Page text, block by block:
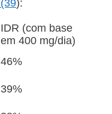
(39):
IDR (com base
em 400 mg/dia)
46%
39%